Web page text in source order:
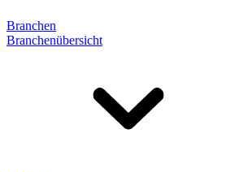
Branchen
Branchenübersicht